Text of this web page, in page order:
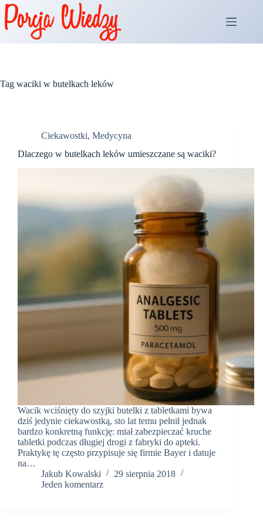
Przejdź
do
treści
Tag waciki w butelkach leków
Ciekawostki, Medycyna
Dlaczego w butelkach leków umieszczane są waciki?
Wacik wciśnięty do szyjki butelki z tabletkami bywa
dziś jedynie ciekawostką, sto lat temu pełnił jednak
bardzo konkretną funkcję: miał zabezpieczać kruche
tabletki podczas długiej drogi z fabryki do apteki.
Praktykę tę często przypisuje się firmie Bayer i datuje
na…
Jakub Kowalski
29 sierpnia 2018
Jeden komentarz